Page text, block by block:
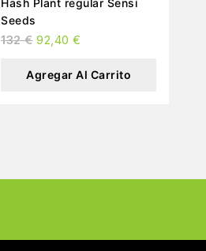
Hash Plant regular Sensi
Seeds
132€ 92,40 €
Agregar Al Carrito